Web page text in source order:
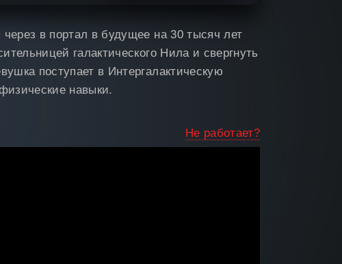
в портал в будущее на 30 тысяч лет
галактического Нила и свергнуть
поступает в Интергалактическую
навыки.
Не работает?